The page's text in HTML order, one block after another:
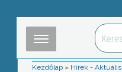
Kezdőlap » Hírek - Aktuális